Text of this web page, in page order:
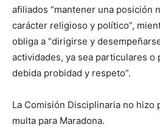
afiliados “mantener una posición
carácter religioso y político”,
obliga a “dirigirse y
actividades, ya sea particulares o
debida probidad y respeto”.
La Comisión Disciplinaria no hizo
multa para Maradona.